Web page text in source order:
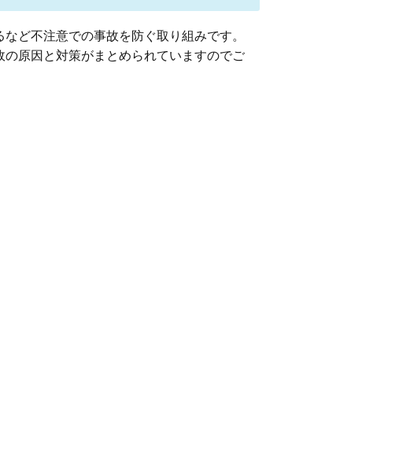
ど不注意での事故を防ぐ取り組みです。
原因と対策がまとめられていますのでご